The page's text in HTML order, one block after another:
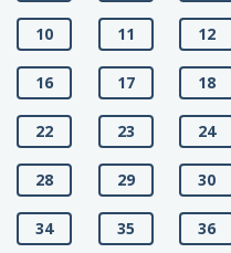
10 11 12
16 17 18
22 23 24
28 29 30
34 35 36